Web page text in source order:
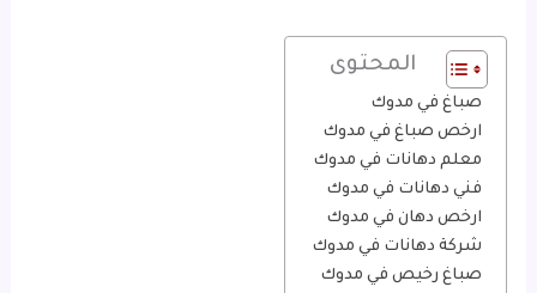
المحتوى
صباغ في مدوك
ارخص صباغ في مدوك
معلم دهانات في مدوك
فني دهانات في مدوك
ارخص دهان في مدوك
شركة دهانات في مدوك
صباغ رخيص في مدوك